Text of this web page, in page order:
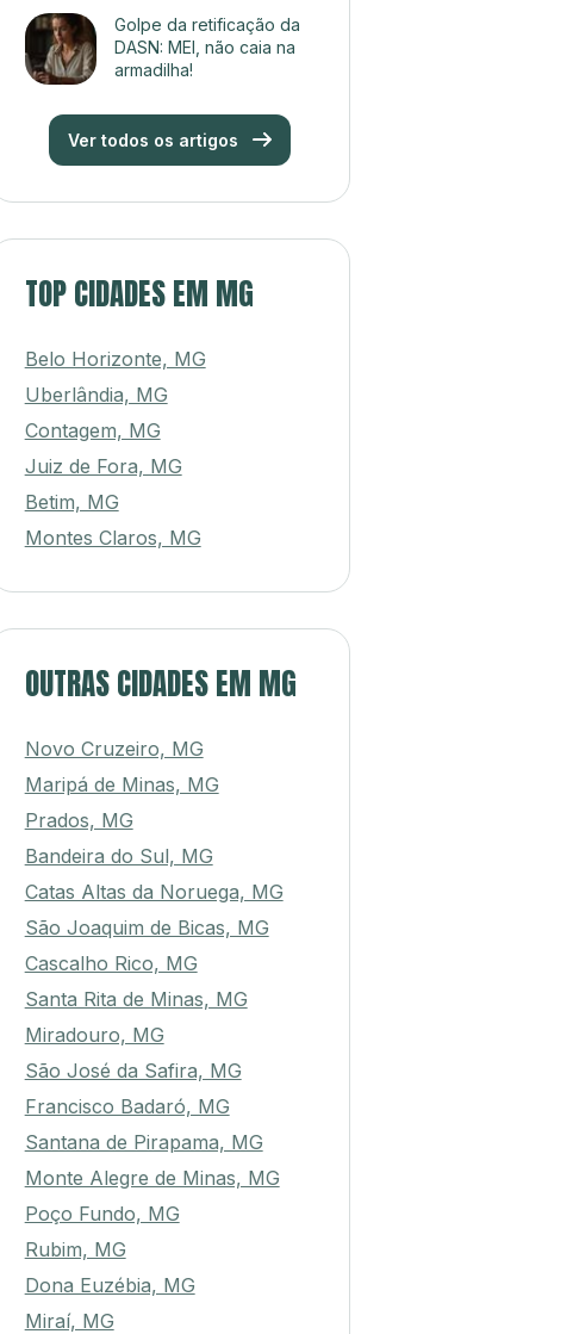
Golpe da retificação da
DASN: MEI, não caia na
armadilha!
Ver todos os artigos
TOP CIDADES EM MG
Belo Horizonte, MG
Uberlândia, MG
Contagem, MG
Juiz de Fora, MG
Betim, MG
Montes Claros, MG
OUTRAS CIDADES EM MG
Novo Cruzeiro, MG
Maripá de Minas, MG
Prados, MG
Bandeira do Sul, MG
Catas Altas da Noruega, MG
São Joaquim de Bicas, MG
Cascalho Rico, MG
Santa Rita de Minas, MG
Miradouro, MG
São José da Safira, MG
Francisco Badaró, MG
Santana de Pirapama, MG
Monte Alegre de Minas, MG
Poço Fundo, MG
Rubim, MG
Dona Euzébia, MG
Miraí, MG